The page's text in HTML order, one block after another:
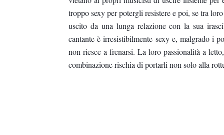
troppo sexy per potergli resistere e poi, se tra
uscito da una lunga relazione con la sua
cantante è irresistibilmente sexy e, malgrado i
non riesce a frenarsi. La loro passionalità a
combinazione rischia di portarli non solo alla